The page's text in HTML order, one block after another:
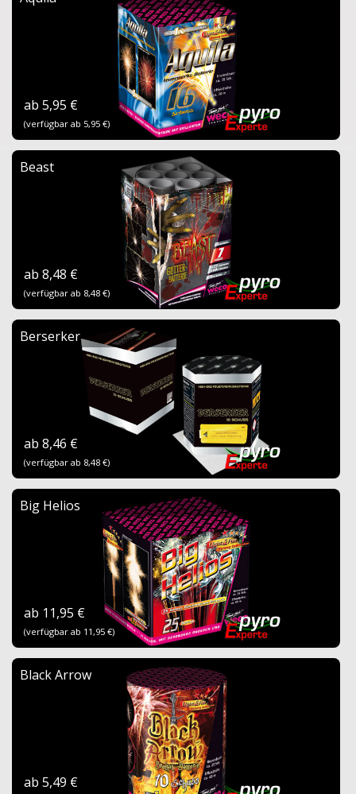
ab 5,95 €
(verfügbar ab 5,95 €)
Beast
ab 8,48 €
(verfügbar ab 8,48 €)
Berserker
ab 8,46 €
(verfügbar ab 8,48 €)
Big Helios
ab 11,95 €
(verfügbar ab 11,95 €)
Black Arrow
ab 5,49 €